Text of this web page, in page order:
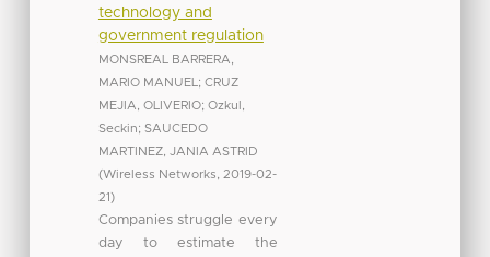
technology and
government regulation
MONSREAL BARRERA,
MARIO MANUEL ; CRUZ
MEJIA, OLIVERIO; Ozkul,
Seckin; SAUCEDO
MARTINEZ, JANIA ASTRID
(Wireless Networks
2019-02-
21)
Companies struggle every
day to estimate the